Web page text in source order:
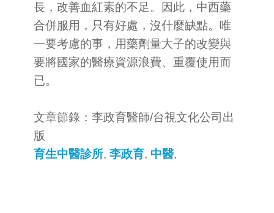
長，改善血紅素的不足。因此，中西藥
合併服用，只有好處，沒什麼缺點。唯
一要考慮的事，用藥劑量大子的改變與
要將國家的醫療資源浪費、重覆使用而
已。
文章節錄：李政育醫師/台視文化公司出
版
育生中醫診所, 李政育, 中醫,